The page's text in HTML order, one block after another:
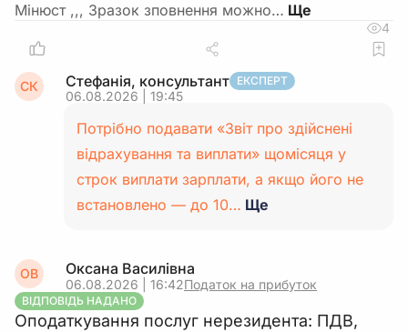
Мінюст ,,, Зразок зповнення можно…
4
СК Стефанія, консультант ЕКСПЕРТ
06.08.2026 | 19:45
Потрібно подавати «Звіт про здійснені
відрахування та виплати» щомісяця у
строк виплати зарплати, а якщо його не
встановлено — до 10… Ще
ОВ Оксана Василівна
06.08.2026 | 16:42Податок на прибуток
ВІДПОВІДЬ НАДАНО
Оподаткування послуг нерезидента: ПДВ,